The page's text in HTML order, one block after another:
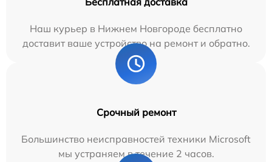
Наш курьер в Нижнем Новгороде бесплатно
доставит ваше устройство на ремонт и обратно.
Срочный ремонт
Большинство неисправностей техники Microsoft
мы устраняем в течение 2 часов.